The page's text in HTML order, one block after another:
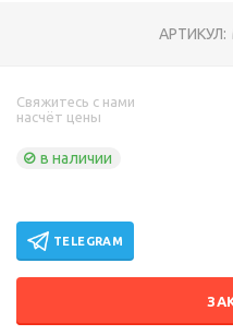
АРТИКУЛ:
Свяжитесь с нами
насчёт цены
в наличии
TELEGRAM